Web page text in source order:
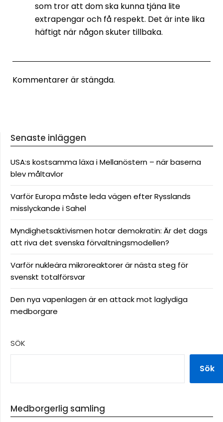
som tror att dom ska kunna tjäna lite
extrapengar och få respekt. Det är inte lika
häftigt när någon skuter tillbaka.
Kommentarer är stängda.
Senaste inläggen
USA:s kostsamma läxa i Mellanöstern – när baserna
blev måltavlor
Varför Europa måste leda vägen efter Rysslands
misslyckande i Sahel
Myndighetsaktivismen hotar demokratin: Är det dags
att riva det svenska förvaltningsmodellen?
Varför nukleära mikroreaktorer är nästa steg för
svenskt totalförsvar
Den nya vapenlagen är en attack mot laglydiga
medborgare
SÖK
Sök
Medborgerlig samling